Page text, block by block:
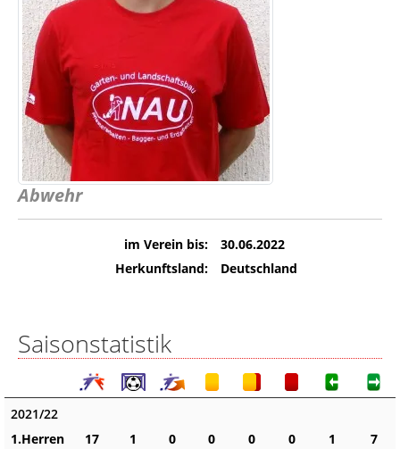
Abwehr
im Verein bis:
30.06.2022
Herkunftsland:
Deutschland
Saisonstatistik
2021/22
1.Herren
17 1 0 0 0 0 1
7